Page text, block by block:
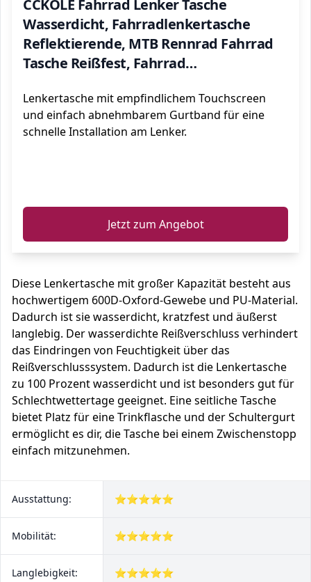
CCKOLE Fahrrad Lenker Tasche
Wasserdicht, Fahrradlenkertasche
Reflektierende, MTB Rennrad Fahrrad
Tasche Reißfest, Fahrrad
Touchscreen Navigationstasche Große
Kapazität
Lenkertasche mit empfindlichem Touchscreen
und einfach abnehmbarem Gurtband für eine
schnelle Installation am Lenker.
Jetzt zum Angebot
Diese Lenkertasche mit großer Kapazität besteht aus
hochwertigem 600D-Oxford-Gewebe und PU-Material.
Dadurch ist sie wasserdicht, kratzfest und äußerst
langlebig. Der wasserdichte Reißverschluss verhindert
das Eindringen von Feuchtigkeit über das
Reißverschlusssystem. Dadurch ist die Lenkertasche
zu 100 Prozent wasserdicht und ist besonders gut für
Schlechtwettertage geeignet. Eine seitliche Tasche
bietet Platz für eine Trinkflasche und der Schultergurt
ermöglicht es dir, die Tasche bei einem Zwischenstopp
einfach mitzunehmen.
Ausstattung: ⭐⭐⭐⭐⭐
Mobilität: ⭐⭐⭐⭐⭐
Langlebigkeit: ⭐⭐⭐⭐⭐